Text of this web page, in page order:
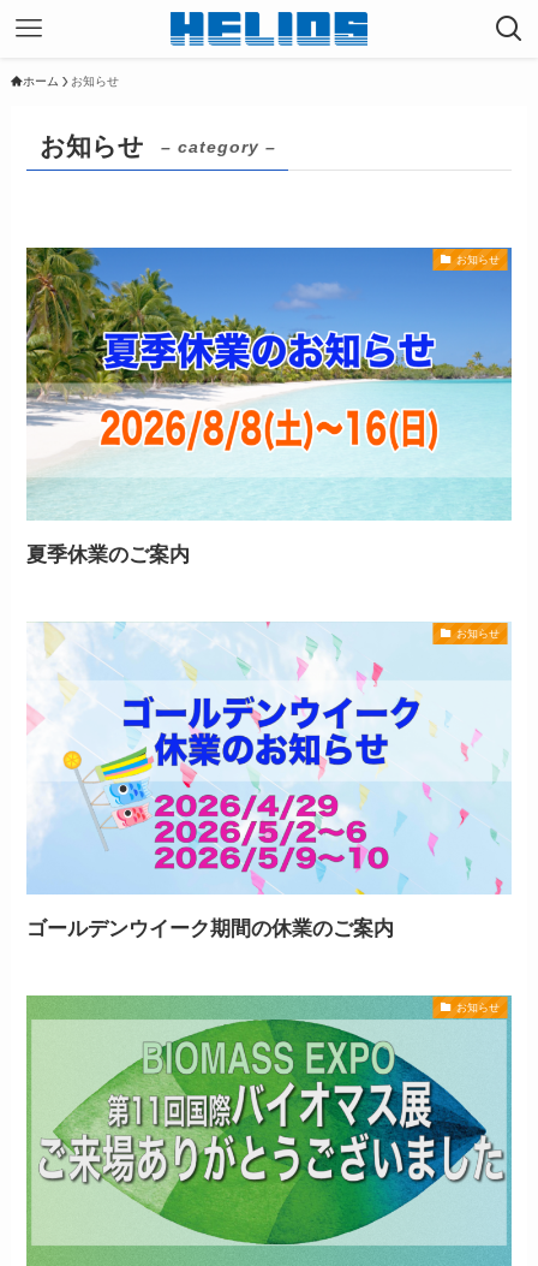
ホーム お知らせ
お知らせ – category –
お知らせ
夏季休業のご案内
お知らせ
ゴールデンウイーク期間の休業のご案内
お知らせ